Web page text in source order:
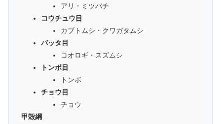
アリ・ミツバチ
コウチュウ目
カブトムシ・クワガタムシ
バッタ目
コオロギ・スズムシ
トンボ目
トンボ
チョウ目
チョウ
甲殻綱